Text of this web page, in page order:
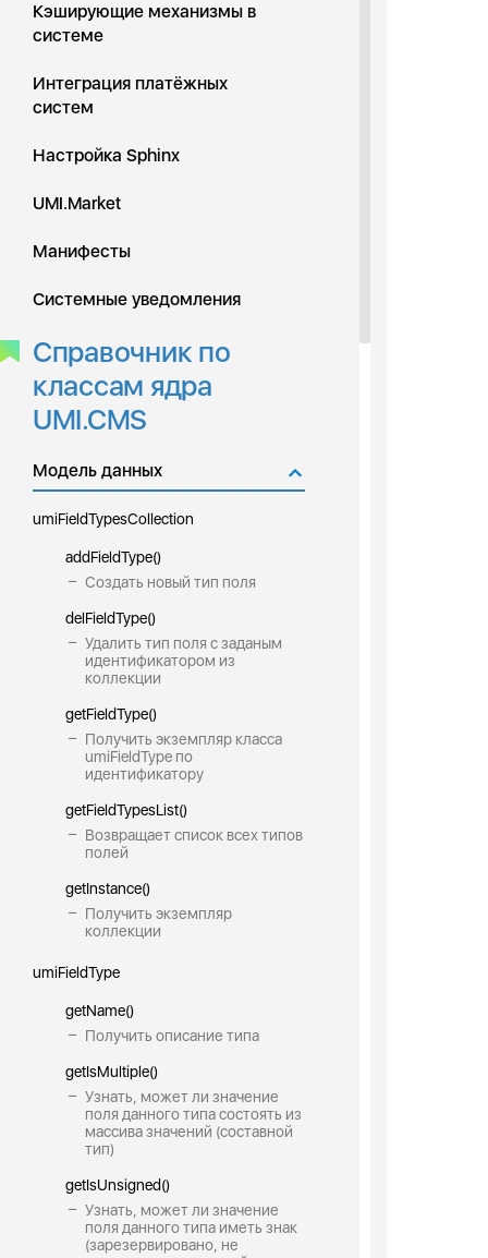
Кэширующие механизмы в
системе
Интеграция платёжных
систем
Настройка Sphinx
UMI.Market
Манифесты
Системные уведомления
Справочник по
классам ядра
UMI.CMS
Модель данных
umiFieldTypesCollection
addFieldType()
Создать новый тип поля
delFieldType()
Удалить тип поля с заданым
идентификатором из
коллекции
getFieldType()
Получить экземпляр класса
umiFieldType по
идентификатору
getFieldTypesList()
Возвращает список всех типов
полей
getInstance()
Получить экземпляр
коллекции
umiFieldType
getName()
Получить описание типа
getIsMultiple()
Узнать, может ли значение
поля данного типа состоять из
массива значений (составной
тип)
getIsUnsigned()
Узнать, может ли значение
поля данного типа иметь знак
(зарезервировано, не